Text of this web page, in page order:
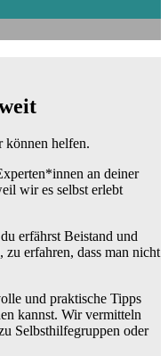
können helfen.
an deiner
wir es selbst erlebt
erfährst Beistand und
zu erfahren, dass man nicht
und praktische Tipps
kannst. Wir vermitteln
Selbsthilfegruppen oder